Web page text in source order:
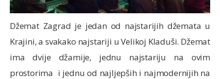
Džemat Zagrad je jedan od najstarijih džemata u
Krajini, a svakako najstariji u Velikoj Kladuši. Džemat
ima dvije džamije, jednu najstariju na ovim
prostorima i jednu od najljepših i najmodernijih na